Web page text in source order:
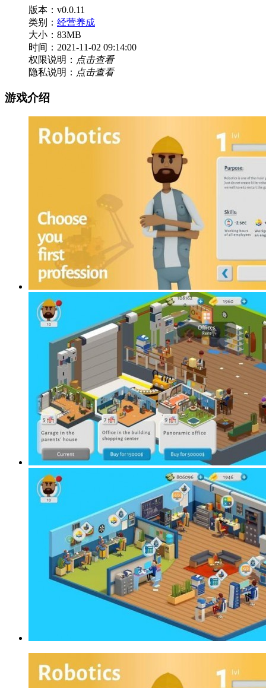
版本：v0.0.11
类别： 经营养成
大小：83MB
时间：2021-11-02 09:14:00
权限说明： 点击查看
隐私说明： 点击查看
游戏介绍